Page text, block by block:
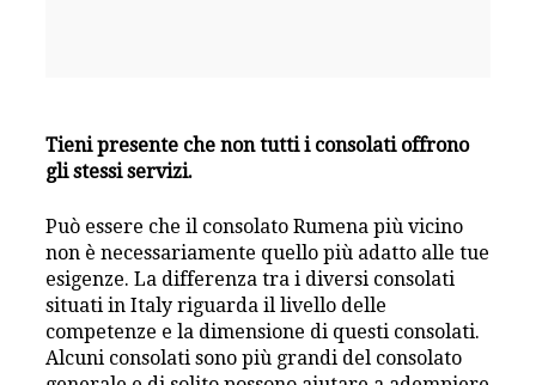
Tieni presente che non tutti i consolati offrono
gli stessi servizi.
Può essere che il consolato Rumena più vicino
non è necessariamente quello più adatto alle tue
esigenze. La differenza tra i diversi consolati
situati in Italy riguarda il livello delle
competenze e la dimensione di questi consolati.
Alcuni consolati sono più grandi del consolato